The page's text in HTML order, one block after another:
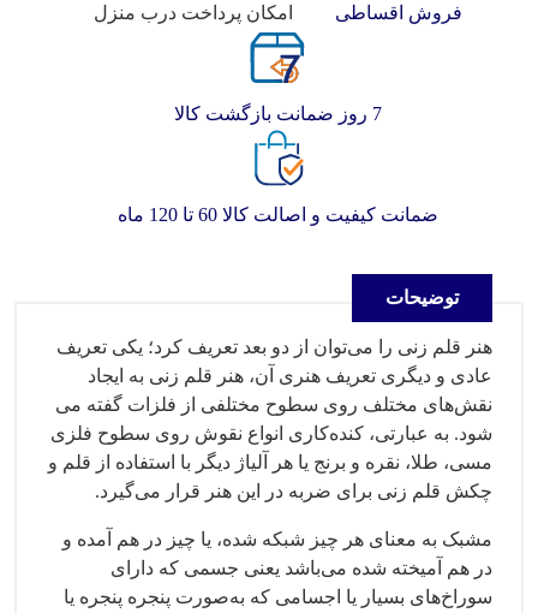
فروش اقساطی امکان پرداخت درب منزل
7 روز ضمانت بازگشت کالا
ضمانت کیفیت و اصالت کالا 60 تا 120 ماه
توضیحات
هنر قلم زنی را می‌توان از دو بعد تعریف کرد؛ یکی تعریف
عادی و دیگری تعریف هنری آن، هنر قلم زنی به ایجاد
نقش‌های مختلف روی سطوح مختلفی از فلزات گفته می
شود. به عبارتی، کنده‌کاری انواع نقوش روی سطوح فلزی
مسی، طلا، نقره و برنج یا هر آلیاژ دیگر با استفاده از قلم و
چکش قلم زنی برای ضربه در این هنر قرار می‌گیرد.
مشبک به معنای هر چیز شبکه شده، یا چیز در هم آمده و
در هم آمیخته شده می‌باشد یعنی جسمی که دارای
سوراخ‌های بسیار یا اجسامی که به‌صورت پنجره پنجره یا